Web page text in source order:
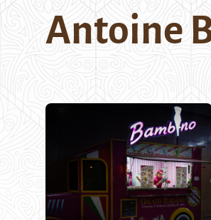
Antoine